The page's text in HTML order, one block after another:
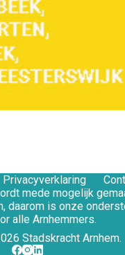
Privacyverklaring
mede mogelijk
daarom is onze
alle Arnhemmers.
Stadskracht Arnhem.